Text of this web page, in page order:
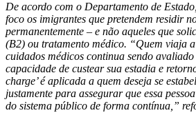
De acordo com o Departamento de
foco os imigrantes que pretendem residir
permanentemente – e não aqueles que
(B2) ou tratamento médico. “Quem viaja
cuidados médicos continua sendo
capacidade de custear sua estadia e
charge’ é aplicada a quem deseja se
justamente para assegurar que essa
do sistema público de forma contínua,”